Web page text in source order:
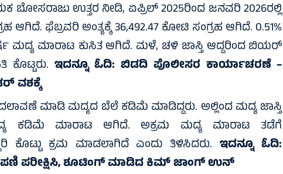
ಬೋಸರಾಜು ಉತ್ತರ ನೀಡಿ, ಏಪ್ರಿಲ್ 2025ರಿಂದ ಜನವರಿ 2026ರಲ್ಲಿ
ಫೆಬ್ರವರಿ ಅಂತ್ಯಕ್ಕೆ 36,492.47 ಕೋಟಿ ಸಂಗ್ರಹ ಆಗಿದೆ. 0.51%
ಮಾರಾಟ ಕುಸಿತ ಆಗಿದೆ. ಮಳೆ, ಚಳಿ ಜಾಸ್ತಿ ಆದ್ದರಿಂದ ಬಿಯರ್
ಇದನ್ನೂ ಓದಿ:ಬಿಡದಿ ಪೊಲೀಸರ ಕಾರ್ಯಾಚರಣೆ –
ವಶಕ್ಕೆ
ಮಾಡಿ ಮದ್ಯದ ಬೆಲೆ ಕಡಿಮೆ ಮಾಡಿದ್ದರು. ಅಲ್ಲಿಂದ ಮದ್ಯ ಜಾಸ್ತಿ
ಕಡಿಮೆ ಮಾರಾಟ ಆಗಿದೆ. ಅಕ್ರಮ ಮದ್ಯ ಮಾರಾಟ ತಡೆಗೆ
ಕೊಟ್ಟು ಕ್ರಮ ಮಾಡಲಾಗಿದೆ ಎಂದು ತಿಳಿಸಿದರು. ಇದನ್ನೂ ಓದಿ:
ಕ್ಷಿಪಣಿ ಪರೀಕ್ಷಿಸಿ, ಶೂಟಿಂಗ್‌ ಮಾಡಿದ ಕಿಮ್ ಜಾಂಗ್ ಉನ್